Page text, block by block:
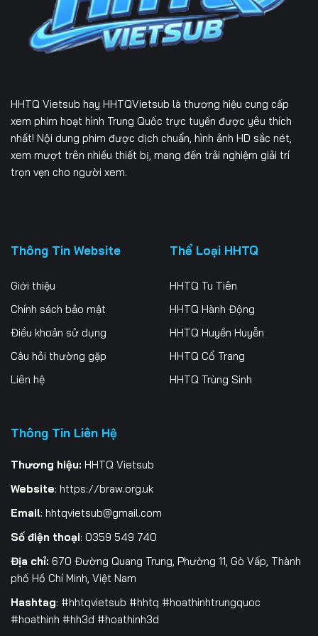
Tập 171 Tập 172 Tập 173
Tập 174
Tập 180 Tập 181 Tập 182
Tập 183 Tập 184 Tập 185
Tập 186
Tập 192 Tập 194
Tập 198 Tập 199 Tập 200
Tập 201 Tập 202 Tập 203
Tập 210
Tập 213 Tập 214
Tập 216 Tập 217
Tập 222 Tập 223 Tập 224
Tập 225 Tập 226
Tập 228 Tập 229
HHTQ Vietsub hay HHTQVietsub là thương hiệu cung cấp
xem phim hoạt hình Trung Quốc trực tuyến được yêu thích
nhất! Nội dung phim được dịch chuẩn, hình ảnh HD sắc nét,
xem mượt trên nhiều thiết bị, mang đến trải nghiệm giải trí
trọn vẹn cho người xem.
Thông Tin Website
Giới thiệu
Chính sách bảo mật
Điều khoản sử dụng
Câu hỏi thường gặp
Liên hệ
Thể Loại HHTQ
HHTQ Tu Tiên
HHTQ Hành Động
HHTQ Huyền Huyễn
HHTQ Cổ Trang
HHTQ Trùng Sinh
Thông Tin Liên Hệ
Thương hiệu: HHTQ Vietsub
Website: https://braw.org.uk
Email: hhtqvietsub@gmail.com
Số điện thoại: 0359 549 740
Địa chỉ: 670 Đường Quang Trung, Phường 11, Gò Vấp, Thành
phố Hồ Chí Minh, Việt Nam
Hashtag: #hhtqvietsub #hhtq #hoathinhtrungquoc
#hoathinh #hh3d #hoathinh3d